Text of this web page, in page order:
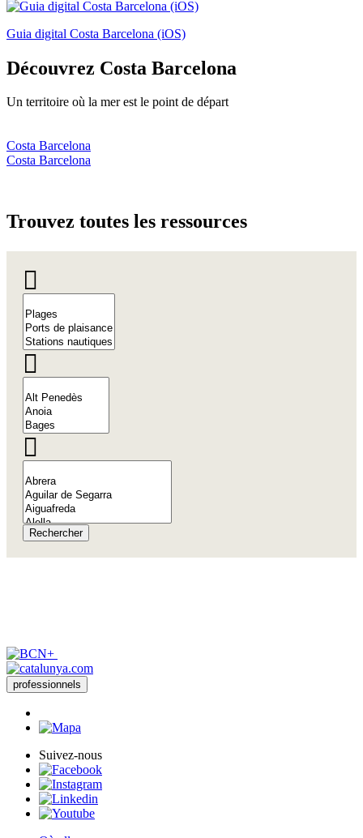
Guia digital Costa Barcelona (iOS)
Découvrez Costa Barcelona
Un territoire où la mer est le point de départ
Costa Barcelona
Costa Barcelona
Trouvez toutes les ressources
Rechercher
professionnels
Suivez-nous